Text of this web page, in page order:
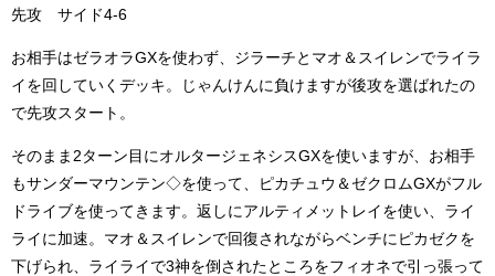
先攻 サイド4-6
お相手はゼラオラGXを使わず、ジラーチとマオ＆スイレンでライラ
イを回していくデッキ。じゃんけんに負けますが後攻を選ばれたの
で先攻スタート。
そのまま2ターン目にオルタージェネシスGXを使いますが、お相手
もサンダーマウンテン◇を使って、ピカチュウ＆ゼクロムGXがフル
ドライブを使ってきます。返しにアルティメットレイを使い、ライ
ライに加速。マオ＆スイレンで回復されながらベンチにピカゼクを
下げられ、ライライで3神を倒されたところをフィオネで引っ張って